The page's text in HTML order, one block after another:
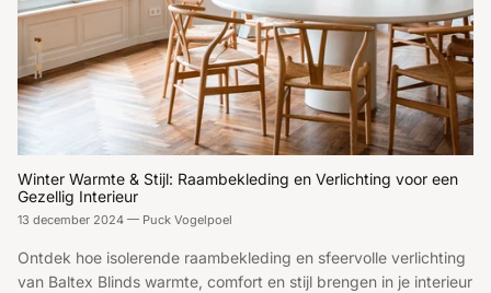
Winter Warmte & Stijl: Raambekleding en Verlichting voor een
Gezellig Interieur
13 december 2024 — Puck Vogelpoel
Ontdek hoe isolerende raambekleding en sfeervolle verlichting
van Baltex Blinds warmte, comfort en stijl brengen in je interieur